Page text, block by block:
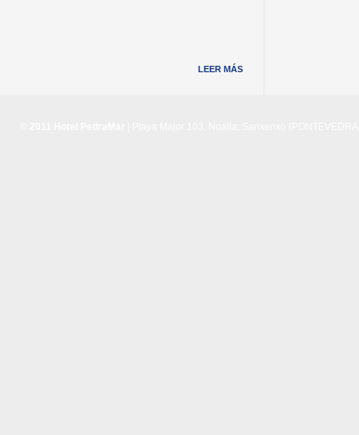
LEER MÁS